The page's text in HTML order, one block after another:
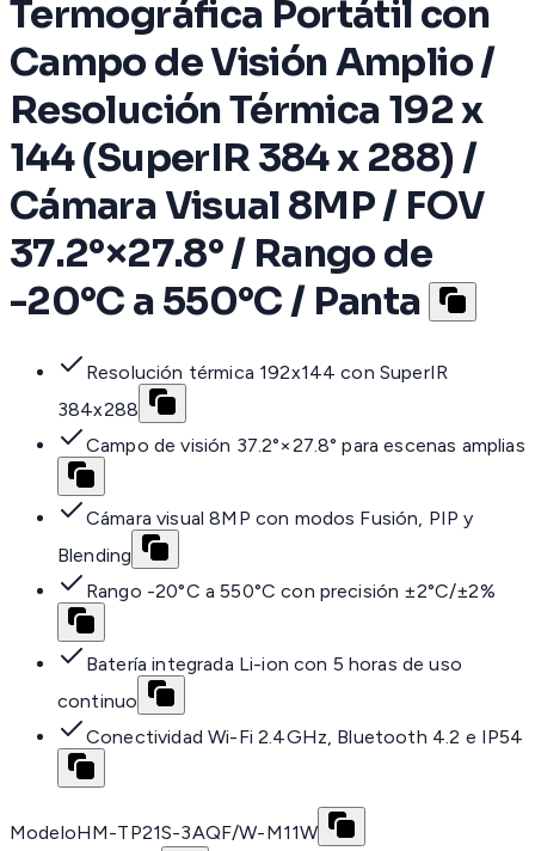
Termográfica Portátil con
Campo de Visión Amplio /
Resolución Térmica 192 x
144 (SuperIR 384 x 288) /
Cámara Visual 8MP / FOV
37.2°×27.8° / Rango de
-20°C a 550°C / Panta
Resolución térmica 192x144 con SuperIR
384x288
Campo de visión 37.2°×27.8° para escenas amplias
Cámara visual 8MP con modos Fusión, PIP y
Blending
Rango -20°C a 550°C con precisión ±2°C/±2%
Batería integrada Li-ion con 5 horas de uso
continuo
Conectividad Wi-Fi 2.4GHz, Bluetooth 4.2 e IP54
ModeloHM-TP21S-3AQF/W-M11W